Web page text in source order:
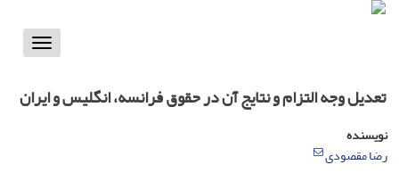
Toggle
تعدیل وجه التزام و نتایج آن در حقوق فرانسه، انگلیس و ایران
نویسنده
رضا مقصودی